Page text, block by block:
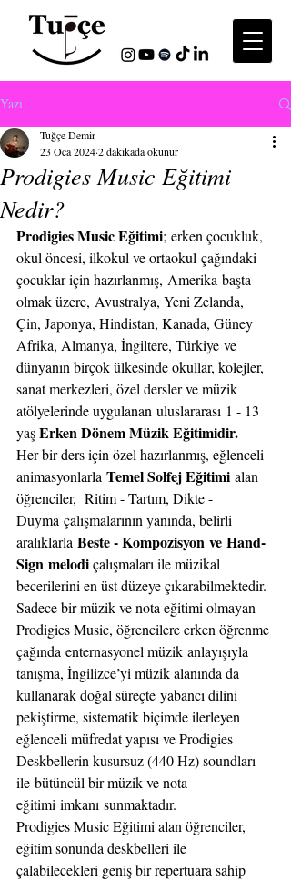
Yazı
Prodigies Music Eğitimi
Nedir?
Tuğçe Demir
23 Oca 20242 dakikada okunur
Prodigies Music Eğitimi; erken çocukluk,
okul öncesi, ilkokul ve ortaokul çağındaki
çocuklar için hazırlanmış, Amerika başta
olmak üzere, Avustralya, Yeni Zelanda,
Çin, Japonya, Hindistan, Kanada, Güney
Afrika, Almanya, İngiltere, Türkiye ve
dünyanın birçok ülkesinde okullar, kolejler,
sanat merkezleri, özel dersler ve müzik
atölyelerinde uygulanan uluslararası 1 - 13
yaş Erken Dönem Müzik Eğitimidir.
Her bir ders için özel hazırlanmış, eğlenceli
animasyonlarla Temel Solfej Eğitimi alan
öğrenciler,  Ritim - Tartım, Dikte -
Duyma çalışmalarının yanında, belirli
aralıklarla Beste - Kompozisyon ve Hand-
Sign melodi çalışmaları ile müzikal
becerilerini en üst düzeye çıkarabilmektedir.
Sadece bir müzik ve nota eğitimi olmayan
Prodigies Music, öğrencilere erken öğrenme
çağında enternasyonel müzik anlayışıyla
tanışma, İngilizce’yi müzik alanında da
kullanarak doğal süreçte yabancı dilini
pekiştirme, sistematik biçimde ilerleyen
eğlenceli müfredat yapısı ve Prodigies
Deskbellerin kusursuz (440 Hz) soundları
ile bütüncül bir müzik ve nota
eğitimi imkanı sunmaktadır.
Prodigies Music Eğitimi alan öğrenciler,
eğitim sonunda deskbelleri ile
çalabilecekleri geniş bir repertuara sahip